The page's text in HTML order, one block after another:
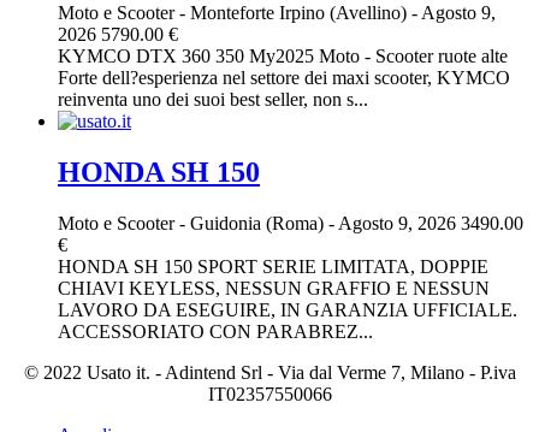
Moto e Scooter- Monteforte Irpino (Avellino) - Agosto 9,
2026 5790.00 €
KYMCO DTX 360 350 My2025 Moto - Scooter ruote alte
Forte dell?esperienza nel settore dei maxi scooter, KYMCO
reinventa uno dei suoi best seller, non s...
HONDA SH 150
Moto e Scooter- Guidonia (Roma) - Agosto 9, 2026 3490.00
€
HONDA SH 150 SPORT SERIE LIMITATA, DOPPIE
CHIAVI KEYLESS, NESSUN GRAFFIO E NESSUN
LAVORO DA ESEGUIRE, IN GARANZIA UFFICIALE.
ACCESSORIATO CON PARABREZ...
© 2022 Usato it. - Adintend Srl - Via dal Verme 7, Milano - P.iva
IT02357550066